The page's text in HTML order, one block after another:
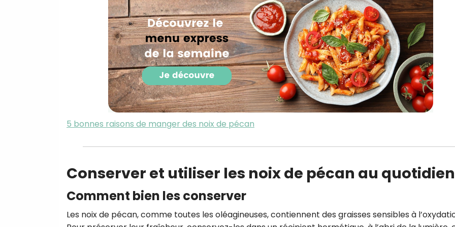
5 bonnes raisons de manger des noix de pécan
Conserver et utiliser les noix de pécan au quotidien
Comment bien les conserver
Les noix de pécan, comme toutes les oléagineuses, contiennent des graisses sensibles à